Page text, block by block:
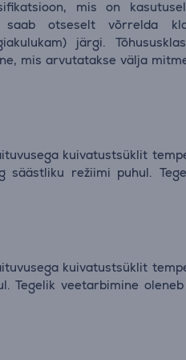
mis on
otseselt võrrelda
järgi.
mis arvutatakse välja
kuivatustsüklit
säästliku režiimi puhul.
kuivatustsüklit
Tegelik veetarbimine